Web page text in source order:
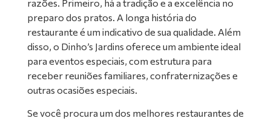
razões. Primeiro, há a tradição e a excelência no
preparo dos pratos. A longa história do
restaurante é um indicativo de sua qualidade. Além
disso, o Dinho’s Jardins oferece um ambiente ideal
para eventos especiais, com estrutura para
receber reuniões familiares, confraternizações e
outras ocasiões especiais.
Se você procura um dos melhores restaurantes de